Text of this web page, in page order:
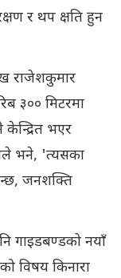
र थप क्षति हुन
राजेशकुमार
३०० मिटरमा
केन्द्रित भएर
भने, 'त्यसका
जनशक्ति
गाइडबण्डको नयाँ
विषय किनारा